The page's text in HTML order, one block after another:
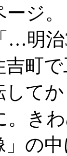
ジ。
…明
吉町
して
。き
」の